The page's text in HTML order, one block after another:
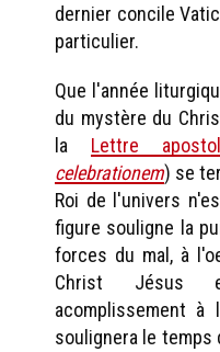
dernier concile
particulier.
Que l'année
du mystère du
la Lettre
celebrationem) se
Roi de l'univers
figure souligne la
forces du mal, à
Christ Jésus
acomplissement
soulignera le temps